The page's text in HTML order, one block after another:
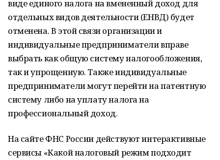
виде единого налога на вмененный доход для
отдельных видов деятельности (ЕНВД) будет
отменена. В этой связи организации и
индивидуальные предприниматели вправе
выбрать как общую систему налогообложения,
так и упрощенную. Также индивидуальные
предприниматели могут перейти на патентную
систему либо на уплату налога на
профессиональный доход.
На сайте ФНС России действуют интерактивные
сервисы «Какой налоговый режим подходит